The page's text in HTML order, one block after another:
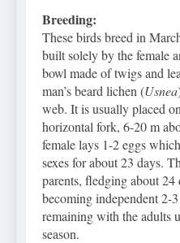
Breeding:
These birds breed in
built solely by the female
bowl made of twigs and
man’s beard lichen (Usnea
web. It is usually placed
horizontal fork, 6-20 m
female lays 1-2 eggs
sexes for about 23 days.
parents, fledging about 24
becoming independent 2-
remaining with the adults
season.